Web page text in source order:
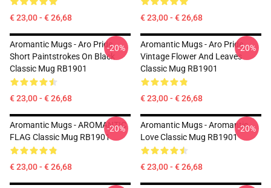
€ 23,00 - € 26,68 € 23,00 - € 26,68
Aromantic Mugs - Aro Pride
Short Paintstrokes On Black
Classic Mug RB1901
€ 23,00 - € 26,68
-20%
Aromantic Mugs - Aro Pride
Vintage Flower And Leaves
Classic Mug RB1901
€ 23,00 - € 26,68
-20%
Aromantic Mugs - AROMANTIC
FLAG Classic Mug RB1901
€ 23,00 - € 26,68
-20%
Aromantic Mugs - Aromantic
Love Classic Mug RB1901
€ 23,00 - € 26,68
-20%